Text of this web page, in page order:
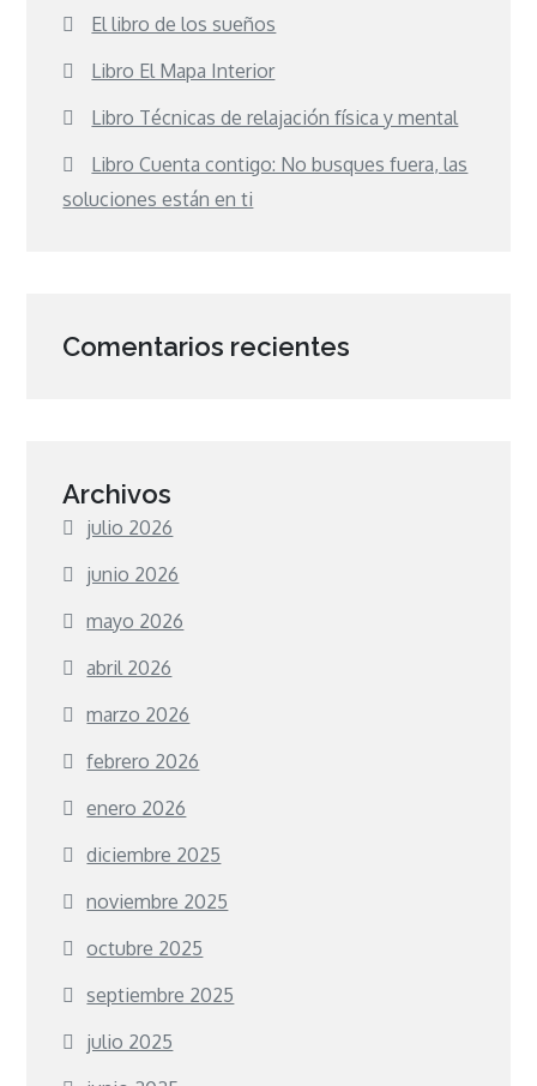
El libro de los sueños
Libro El Mapa Interior
Libro Técnicas de relajación física y mental
Libro Cuenta contigo: No busques fuera, las
soluciones están en ti
Comentarios recientes
Archivos
julio 2026
junio 2026
mayo 2026
abril 2026
marzo 2026
febrero 2026
enero 2026
diciembre 2025
noviembre 2025
octubre 2025
septiembre 2025
julio 2025